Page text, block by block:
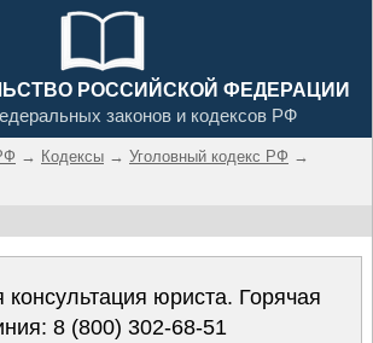
РОССИЙСКОЙ ФЕДЕРАЦИИ
законов и кодексов РФ
→ Кодексы → Уголовный кодекс РФ →
консультация юриста. Горячая
8 (800) 302-68-51